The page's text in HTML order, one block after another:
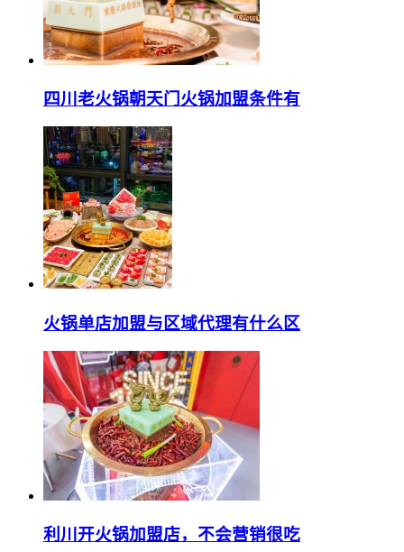
四川老火锅朝天门火锅加盟条件有
火锅单店加盟与区域代理有什么区
利川开火锅加盟店，不会营销很吃